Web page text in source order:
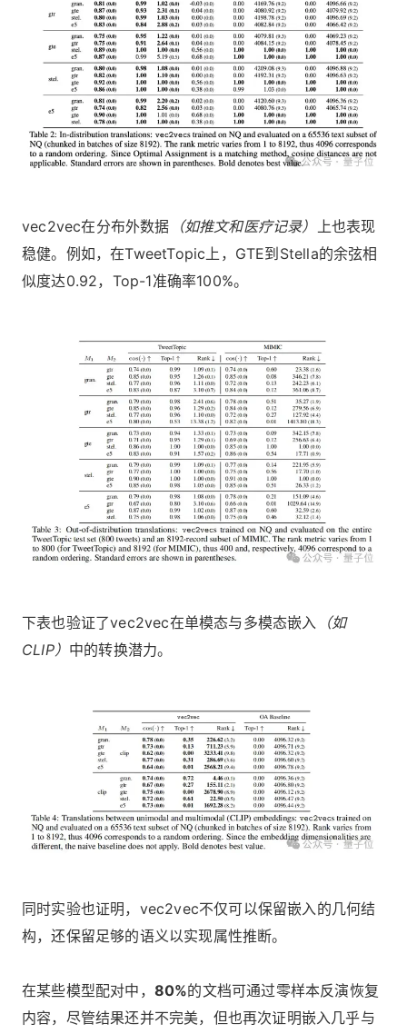
vec2vec在分布外数据 （如推文和医疗记录）
上也表现
稳健。例如，在TweetTopic上，GTE到Stella的余弦相
似度达0.92，Top-1准确率100%。
下表也验证了vec2vec在单模态与多模态嵌入 （如
CLIP） 中的转换潜力。
同时实验也证明，vec2vec不仅可以保留嵌入的几何结
构，还保留足够的语义以实现属性推断。
在某些模型配对中， 80%的文档可通过零样本反演恢复
内容，尽管结果还并不完美，但也再次证明嵌入几乎与